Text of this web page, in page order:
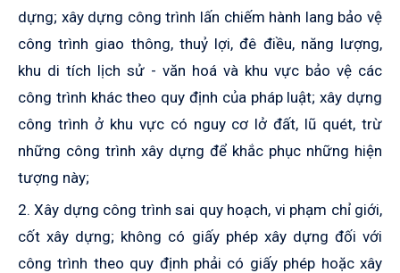
dựng; xây dựng công trình lấn chiếm hành lang bảo vệ
công trình giao thông, thuỷ lợi, đê điều, năng lượng,
khu di tích lịch sử - văn hoá và khu vực bảo vệ các
công trình khác theo quy định của pháp luật; xây dựng
công trình ở khu vực có nguy cơ lở đất, lũ quét, trừ
những công trình xây dựng để khắc phục những hiện
tượng này;
2. Xây dựng công trình sai quy hoạch, vi phạm chỉ giới,
cốt xây dựng; không có giấy phép xây dựng đối với
công trình theo quy định phải có giấy phép hoặc xây